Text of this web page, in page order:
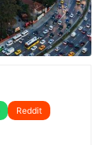
Reddit